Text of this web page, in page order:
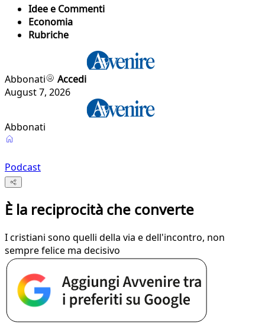
Idee e Commenti
Economia
Rubriche
Abbonati
Accedi
August 7, 2026
Abbonati
Podcast
È la reciprocità che converte
I cristiani sono quelli della via e dell'incontro, non
sempre felice ma decisivo